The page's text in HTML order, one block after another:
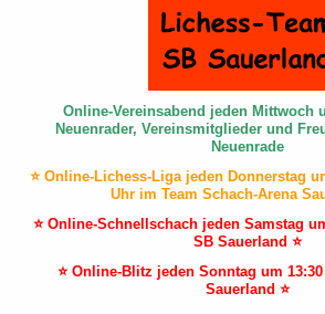
Online-Vereinsabend jeden Mittwoch
Neuenrader, Vereinsmitglieder und
Neuenrade
⭐ Online-Lichess-Liga jeden Donnerstag
Uhr im Team Schach-Arena
⭐ Online-Schnellschach jeden Samstag
SB Sauerland ⭐
⭐ Online-Blitz jeden Sonntag um
Sauerland ⭐